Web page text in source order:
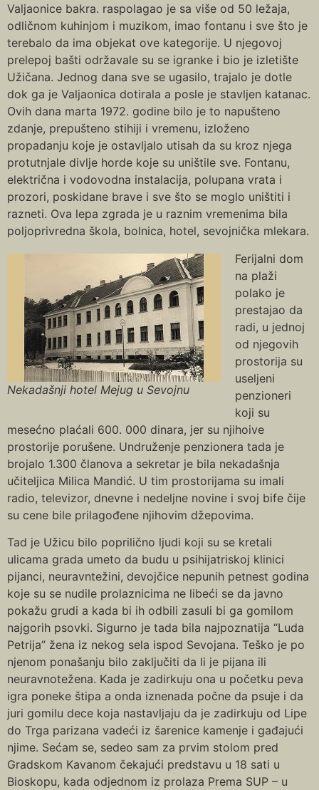
Valjaonice bakra. raspolagao je sa više od 50 ležaja,
odličnom kuhinjom i muzikom, imao fontanu i sve što je
terebalo da ima objekat ove kategorije. U njegovoj
prelepoj bašti održavale su se igranke i bio je izletište
Užičana. Jednog dana sve se ugasilo, trajalo je dotle
dok ga je Valjaonica dotirala a posle je stavljen katanac.
Ovih dana marta 1972. godine bilo je to napušteno
zdanje, prepušteno stihiji i vremenu, izloženo
propadanju koje je ostavljalo utisah da su kroz njega
protutnjale divlje horde koje su uništile sve. Fontanu,
električna i vodovodna instalacija, polupana vrata i
prozori, poskidane brave i sve što se moglo uništiti i
razneti. Ova lepa zgrada je u raznim vremenima bila
poljoprivredna škola, bolnica, hotel, sevojnička mlekara.
Nekadašnji hotel Mejug u Sevojnu
Ferijalni dom
na plaži
polako je
prestajao da
radi, u jednoj
od njegovih
prostorija su
useljeni
penzioneri
koji su
mesećno plaćali 600. 000 dinara, jer su njihoive
prostorije porušene. Undruženje penzionera tada je
brojalo 1.300 članova a sekretar je bila nekadašnja
učiteljica Milica Mandić. U tim prostorijama su imali
radio, televizor, dnevne i nedeljne novine i svoj bife čije
su cene bile prilagođene njihovim džepovima.
Tad je Užicu bilo poprilično ljudi koji su se kretali
ulicama grada umeto da budu u psihijatriskoj klinici
pijanci, neuravntežini, devojčice nepunih petnest godina
koje su se nudile prolaznicima ne libeći se da javno
pokažu grudi a kada bi ih odbili zasuli bi ga gomilom
najgorih psovki. Sigurno je tada bila najpoznatija “Luda
Petrija” žena iz nekog sela ispod Sevojana. Teško je po
njenom ponašanju bilo zaključiti da li je pijana ili
neuravnotežena. Kada je zadirkuju ona u početku peva
igra poneke štipa a onda iznenada počne da psuje i da
juri gomilu dece koja nastavljaju da je zadirkuju od Lipe
do Trga parizana vadeći iz šarenice kamenje i gađajući
njime. Sećam se, sedeo sam za prvim stolom pred
Gradskom Kavanom čekajući predstavu u 18 sati u
Bioskopu, kada odjednom iz prolaza Prema SUP – u